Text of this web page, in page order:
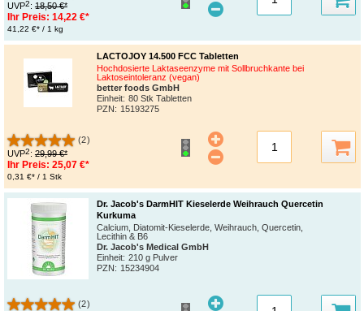
UVP2: 18,50 €*
Ihr Preis: 14,22 €*
41,22 €* / 1 kg
LACTOJOY 14.500 FCC Tabletten
Hochdosierte Laktaseenzyme mit Sollbruchkante bei
Laktoseintoleranz (vegan)
better foods GmbH
Einheit: 80 Stk Tabletten
PZN: 15193275
(2)
UVP2: 29,99 €*
Ihr Preis: 25,07 €*
0,31 €* / 1 Stk
Dr. Jacob's DarmHIT Kieselerde Weihrauch Quercetin
Kurkuma
Calcium, Diatomit-Kieselerde, Weihrauch, Quercetin,
Lecithin & B6
Dr. Jacob's Medical GmbH
Einheit: 210 g Pulver
PZN: 15234904
(2)